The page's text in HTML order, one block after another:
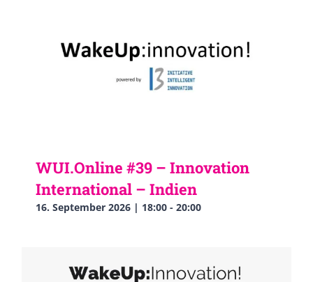
WUI.Online #39 – Innovation
International – Indien
16. September 2026 | 18:00 - 20:00